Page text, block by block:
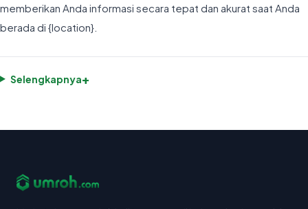
memberikan Anda informasi secara tepat dan akurat saat Anda
berada di {location}.
Selengkapnya+